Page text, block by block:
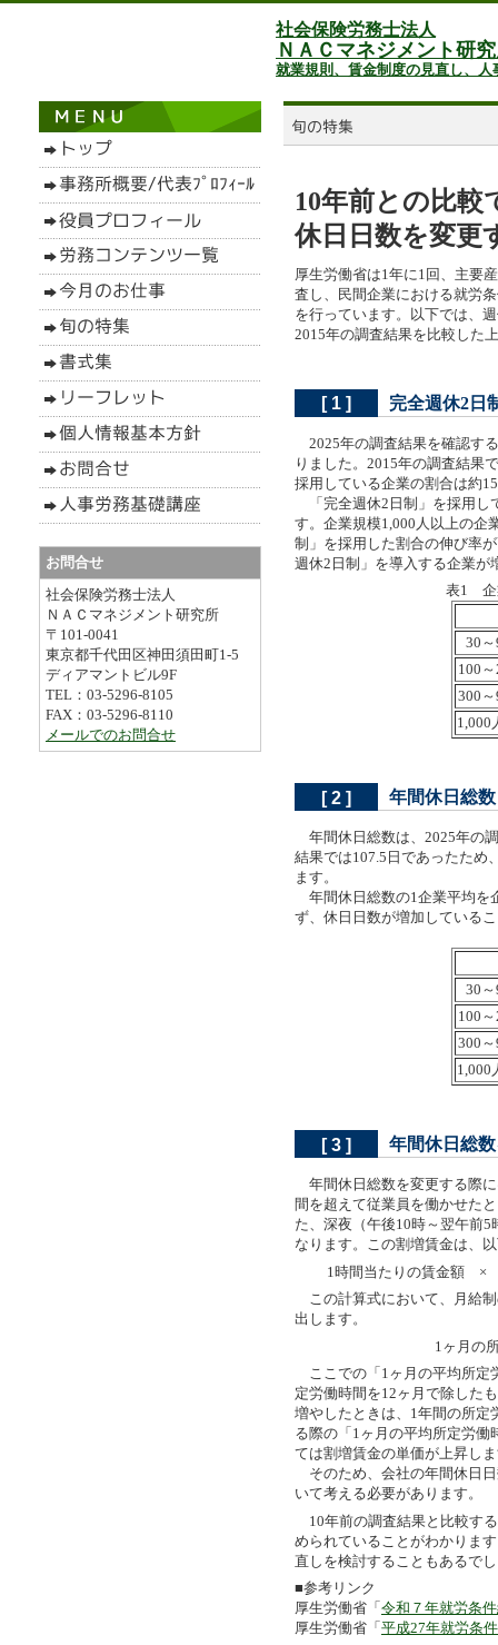
社会保険労務士法人
ＮＡＣマネジメント研
就業規則、賃金制度の見直し、
10年前との比較
休日日数を変更
厚生労働省は1年に1回、主要
査し、民間企業における就労
を行っています。以下では、
2015年の調査結果を比較した
[ 1 ] 完全週休2日
2025年の調査結果を確認す
りました。2015年の調査結果
採用している企業の割合は約
「完全週休2日制」を採用し
す。企業規模1,000人以上の企
制」を採用した割合の伸び率
週休2日制」を導入する企業
表1 企
30
100
300
1,000
[ 2 ] 年間休日総数
年間休日総数は、2025年の
結果では107.5日であったため
ます。
年間休日総数の1企業平均を
ず、休日日数が増加している
30
100
300
1,000
[ 3 ] 年間休日総
年間休日総数を変更する際
間を超えて従業員を働かせた
た、深夜（午後10時～翌午前
なります。この割増賃金は、
1時間当たりの賃金額 ×
この計算式において、月給
出します。
1ヶ月の
ここでの「1ヶ月の平均所定
定労働時間を12ヶ月で除した
増やしたときは、1年間の所定
る際の「1ヶ月の平均所定労
ては割増賃金の単価が上昇し
そのため、会社の年間休日
いて考える必要があります。
10年前の調査結果と比較す
められていることがわかりま
直しを検討することもあるで
■参考リンク
厚生労働省「 令和７年就労条
厚生労働省「 平成27年就労条
お問合せ
社会保険労務士法人
ＮＡＣマネジメント研究所
〒101-0041
東京都千代田区神田須田町1-5
ディアマントビル9F
TEL：03-5296-8105
FAX：03-5296-8110
メールでのお問合せ